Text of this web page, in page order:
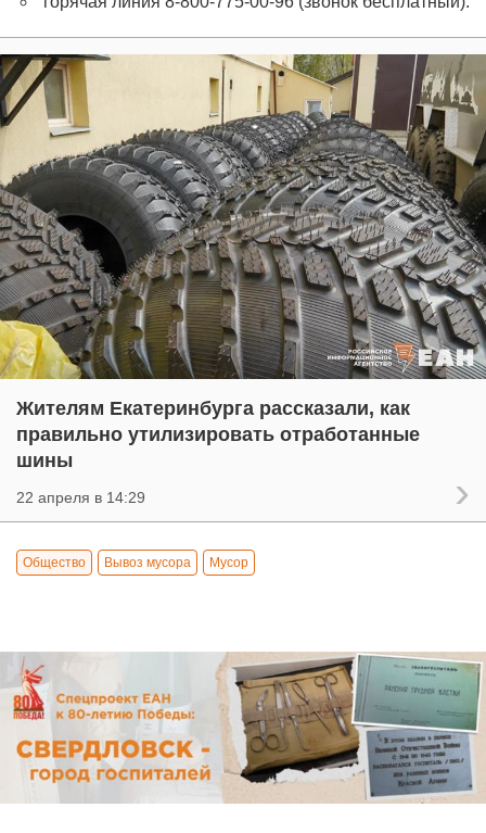
Жителям Екатеринбурга рассказали, как
правильно утилизировать отработанные
шины
22 апреля в 14:29
Общество Вывоз мусора Мусор